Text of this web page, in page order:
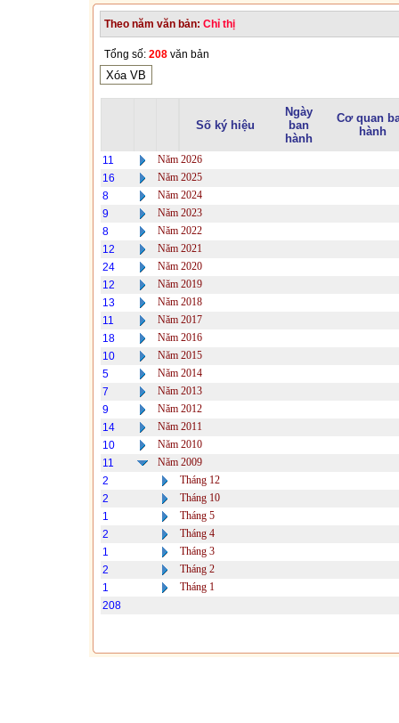
Theo năm văn bản: Chỉ thị
Tổng số: 208 văn bản
Số ký hiệu
Ngày
ban
hành
Cơ quan
hành
11
Năm 2026
16
Năm 2025
8
Năm 2024
9
Năm 2023
8
Năm 2022
12
Năm 2021
24
Năm 2020
12
Năm 2019
13
Năm 2018
11
Năm 2017
18
Năm 2016
10
Năm 2015
5
Năm 2014
7
Năm 2013
9
Năm 2012
14
Năm 2011
10
Năm 2010
11
Năm 2009
2
Tháng 12
2
Tháng 10
1
Tháng 5
2
Tháng 4
1
Tháng 3
2
Tháng 2
1
Tháng 1
208